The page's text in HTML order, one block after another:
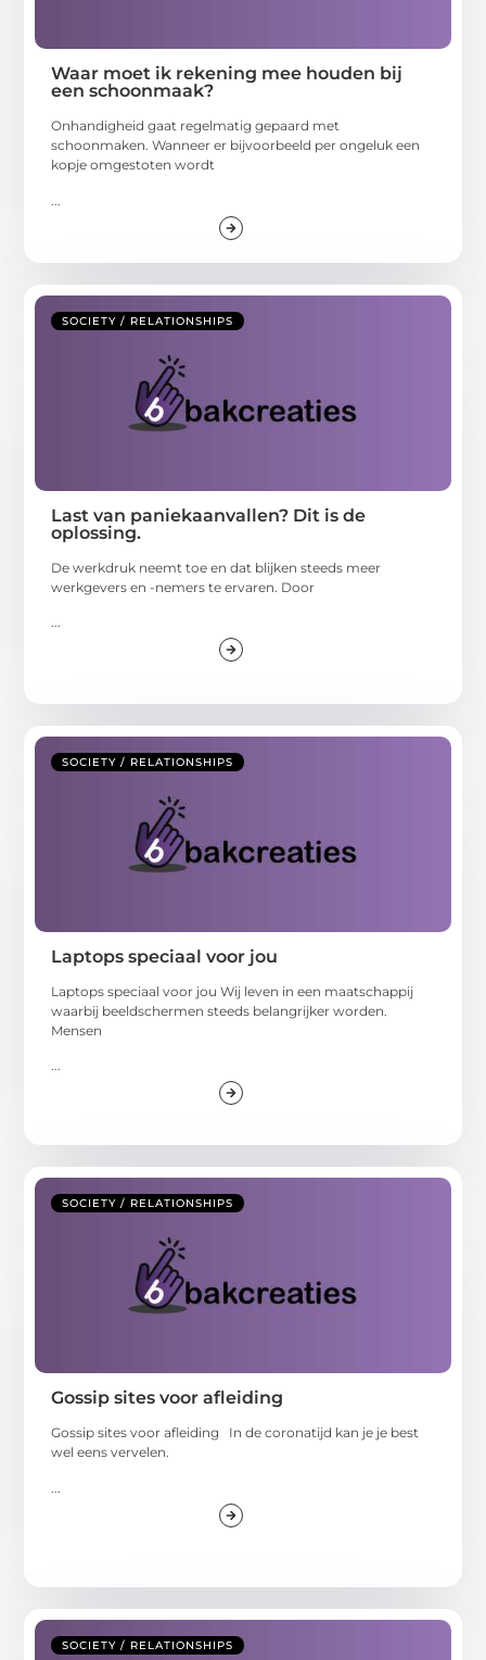
Waar moet ik rekening mee houden bij
een schoonmaak?
Onhandigheid gaat regelmatig gepaard met
schoonmaken. Wanneer er bijvoorbeeld per ongeluk een
kopje omgestoten wordt
SOCIETY / RELATIONSHIPS
Last van paniekaanvallen? Dit is de
oplossing.
De werkdruk neemt toe en dat blijken steeds meer
werkgevers en -nemers te ervaren. Door
...
SOCIETY / RELATIONSHIPS
Laptops speciaal voor jou
Laptops speciaal voor jou Wij leven in een maatschappij
waarbij beeldschermen steeds belangrijker worden.
Mensen
...
SOCIETY / RELATIONSHIPS
Gossip sites voor afleiding
Gossip sites voor afleiding In de coronatijd kan je je best
wel eens vervelen.
SOCIETY / RELATIONSHIPS